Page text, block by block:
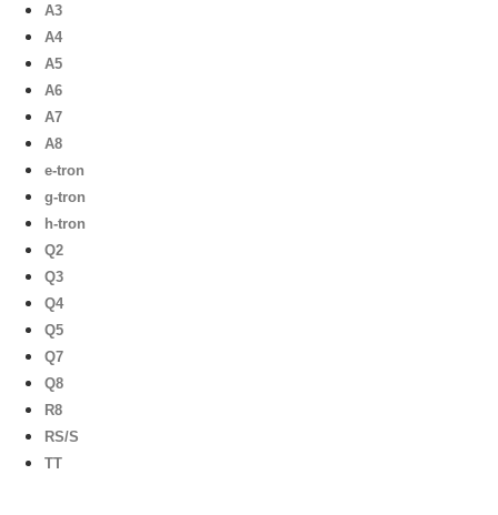
A3
A4
A5
A6
A7
A8
e-tron
g-tron
h-tron
Q2
Q3
Q4
Q5
Q7
Q8
R8
RS/S
TT